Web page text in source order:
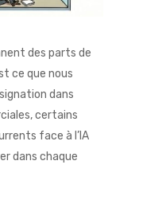
des parts de
ce que nous
dans
certains
face à l’IA
dans chaque